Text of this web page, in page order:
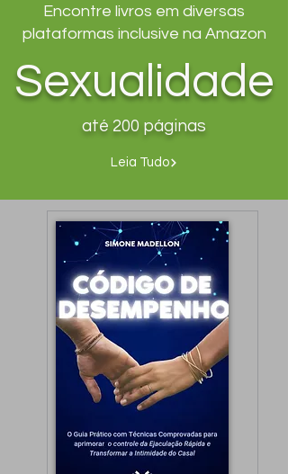
Encontre livros em diversas
plataformas inclusive na Amazon
Sexualidade
até 200 páginas
Leia Tudo